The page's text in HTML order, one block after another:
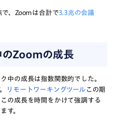
で、Zoomは合計で3.3兆の会議
のZoomの成長
中の成長は指数関数的でした。
リモートワーキングツール この期
の成長を時間をかけて強調する
す。